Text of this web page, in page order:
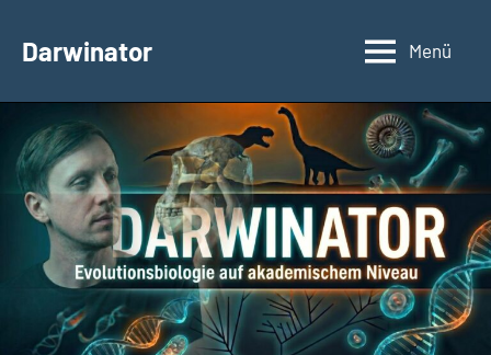
InhaltDarwinator
Evolutionsbiologie
Menü